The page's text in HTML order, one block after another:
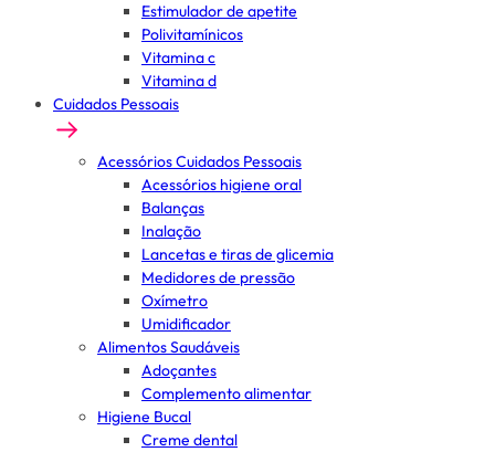
Estimulador de apetite
Polivitamínicos
Vitamina c
Vitamina d
Cuidados Pessoais
Acessórios Cuidados Pessoais
Acessórios higiene oral
Balanças
Inalação
Lancetas e tiras de glicemia
Medidores de pressão
Oxímetro
Umidificador
Alimentos Saudáveis
Adoçantes
Complemento alimentar
Higiene Bucal
Creme dental